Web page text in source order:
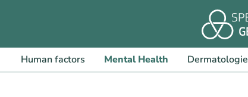
Human factors Mental Health Dermatologie